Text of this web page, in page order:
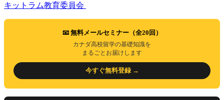
キットラム教育委員会
📧 無料メールセミナー（全20回）
カナダ高校留学の基礎知識を
まるごとお届けします
今すぐ無料登録 →